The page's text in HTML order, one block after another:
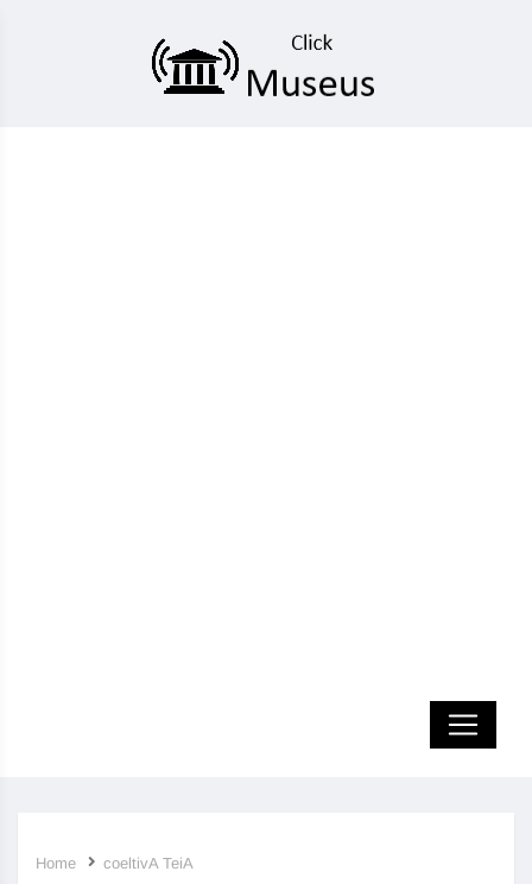
Home coeltivA TeiA